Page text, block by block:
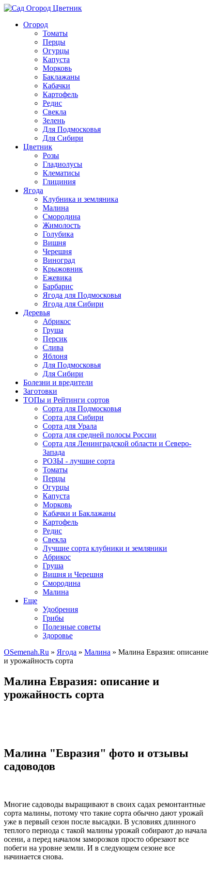
Огород
Томаты
Перцы
Огурцы
Капуста
Морковь
Баклажаны
Кабачки
Картофель
Редис
Свекла
Зелень
Для Подмосковья
Для Сибири
Цветник
Розы
Гладиолусы
Клематисы
Глициния
Ягода
Клубника и земляника
Малина
Смородина
Жимолость
Голубика
Вишня
Черешня
Виноград
Крыжовник
Ежевика
Барбарис
Ягода для Подмосковья
Ягода для Сибири
Деревья
Абрикос
Груша
Персик
Слива
Яблоня
Для Подмосковья
Для Сибири
Болезни и вредители
Заготовки
ТОПы и Рейтинги сортов
Сорта для Подмосковья
Сорта для Сибири
Сорта для Урала
Сорта для средней полосы России
Сорта для Ленинградской области и Северо-
Запада
РОЗЫ - лучшие сорта
Томаты
Перцы
Огурцы
Капуста
Морковь
Кабачки и Баклажаны
Картофель
Редис
Свекла
Лучшие сорта клубники и земляники
Абрикос
Груша
Вишня и Черешня
Смородина
Малина
Еще
Удобрения
Грибы
Полезные советы
Здоровье
OSemenah.Ru » Ягода » Малина » Малина Евразия: описание
и урожайность сорта
Малина Евразия: описание и
урожайность сорта
Малина "Евразия" фото и отзывы
садоводов
Многие садоводы выращивают в своих садах ремонтантные
сорта малины, потому что такие сорта обычно дают урожай
уже в первый сезон после высадки. В условиях длинного
теплого периода с такой малины урожай собирают до начала
осени, а перед началом заморозков просто обрезают все
побеги на уровне земли. И в следующем сезоне все
начинается снова.